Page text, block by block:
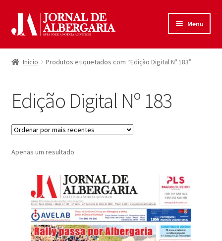
para
Saltar
para
Menu
Início
Política de Privacidade
Termos e Condições
Contactos
Registar
Início Produtos etiquetados com “Edição Digital Nº 183”
Edição Digital Nº 183
Apenas um resultado